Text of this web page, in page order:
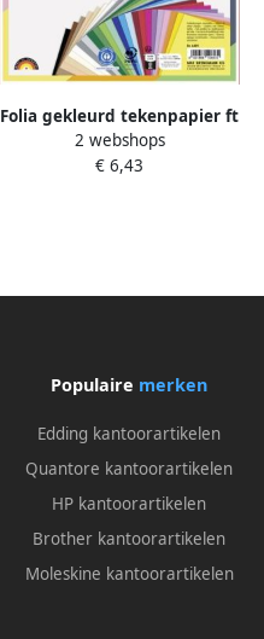
Folia gekleurd tekenpapier ft
A4 pak van 100 vel in 25
geassorteerde kleuren
2 webshops
€ 6,43
Populaire merken
Edding kantoorartikelen
Quantore kantoorartikelen
HP kantoorartikelen
Brother kantoorartikelen
Moleskine kantoorartikelen